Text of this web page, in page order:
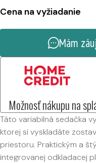
Cena na vyžiadanie
Mám
Možnosť nákupu na
Táto variabilná sedačka
ktorej si vyskladáte
priestoru. Praktickým a
integrovanej odkladacej